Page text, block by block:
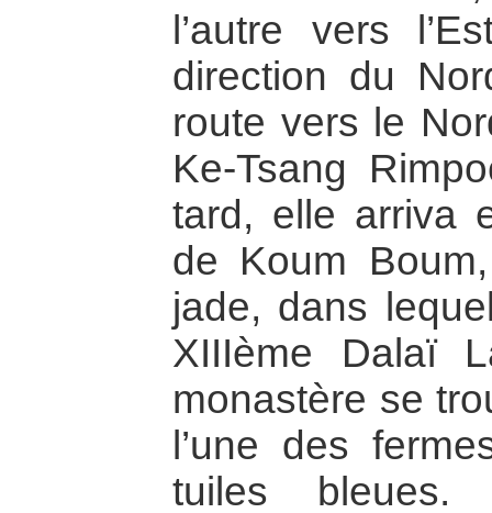
l’autre vers
direction du
route vers le
Ke-Tsang
tard, elle arriva
de Koum
jade, dans
XIIIème Dalaï
monastère se
l’une des
tuiles